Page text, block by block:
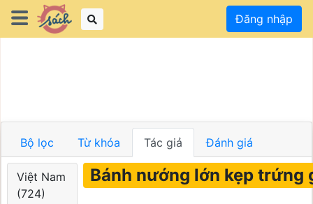
Đăng nhập
Bộ lọc Từ khóa Tác giả Đánh giá
Việt Nam
(724)
Bánh nướng lớn kẹp trứng